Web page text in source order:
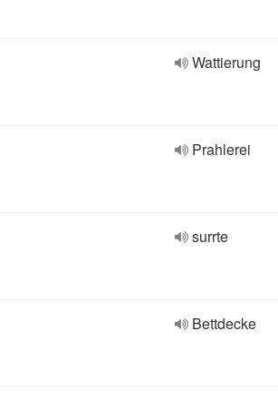
Wattierung
Prahlerei
surrte
Bettdecke